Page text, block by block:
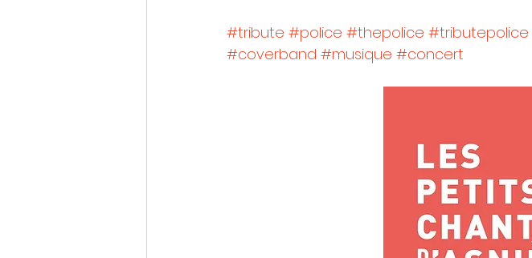
#tribute #police #thepolice #tributepolice
#coverband #musique #concert